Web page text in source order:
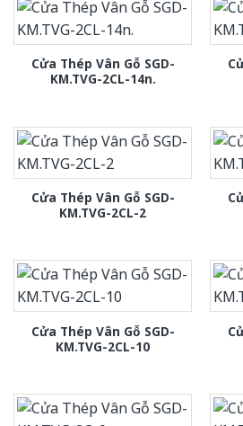
Cửa Thép Vân Gỗ SGD-
KM.TVG-2CL-14n.
Cửa Thép Vân Gỗ SGD-
KM.TVG-2CL-2
Cửa Thép Vân Gỗ SGD-
KM.TVG-2CL-10